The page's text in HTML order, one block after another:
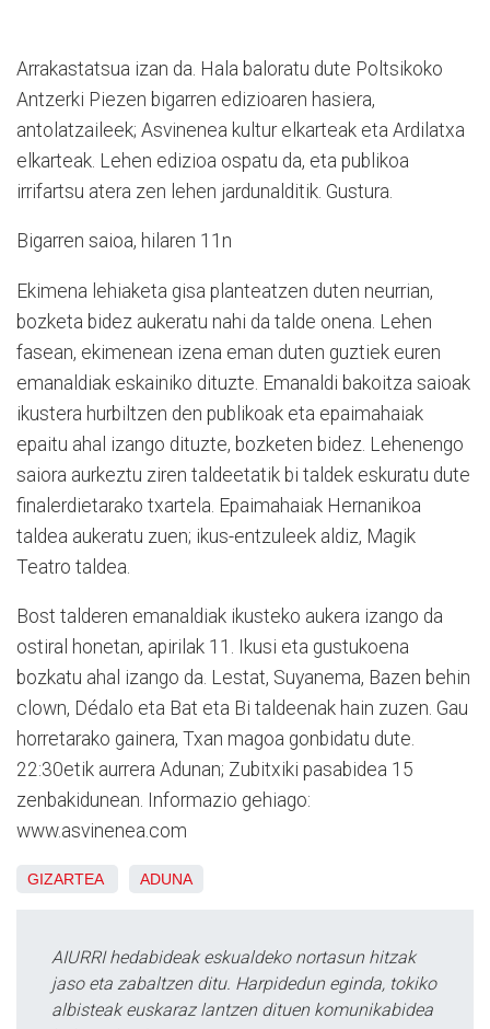
Arrakastatsua izan da. Hala baloratu dute Poltsikoko
Antzerki Piezen bigarren edizioaren hasiera,
antolatzaileek; Asvinenea kultur elkarteak eta Ardilatxa
elkarteak. Lehen edizioa ospatu da, eta publikoa
irrifartsu atera zen lehen jardunalditik. Gustura.
Bigarren saioa, hilaren 11n
Ekimena lehiaketa gisa planteatzen duten neurrian,
bozketa bidez aukeratu nahi da talde onena. Lehen
fasean, ekimenean izena eman duten guztiek euren
emanaldiak eskainiko dituzte. Emanaldi bakoitza saioak
ikustera hurbiltzen den publikoak eta epaimahaiak
epaitu ahal izango dituzte, bozketen bidez. Lehenengo
saiora aurkeztu ziren taldeetatik bi taldek eskuratu dute
finalerdietarako txartela. Epaimahaiak Hernanikoa
taldea aukeratu zuen; ikus-entzuleek aldiz, Magik
Teatro taldea.
Bost talderen emanaldiak ikusteko aukera izango da
ostiral honetan, apirilak 11. Ikusi eta gustukoena
bozkatu ahal izango da. Lestat, Suyanema, Bazen behin
clown, Dédalo eta Bat eta Bi taldeenak hain zuzen. Gau
horretarako gainera, Txan magoa gonbidatu dute.
22:30etik aurrera Adunan; Zubitxiki pasabidea 15
zenbakidunean. Informazio gehiago:
www.asvinenea.com
GIZARTEA ADUNA
AIURRI hedabideak eskualdeko nortasun hitzak
jaso eta zabaltzen ditu. Harpidedun eginda, tokiko
albisteak euskaraz lantzen dituen komunikabidea